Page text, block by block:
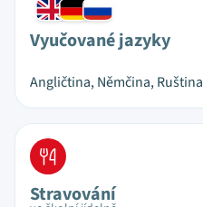
Vyučované jazyky
Angličtina, Němčina, Ruština
Stravování